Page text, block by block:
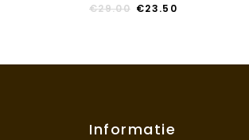
out
€29.00 €23.50
Informatie